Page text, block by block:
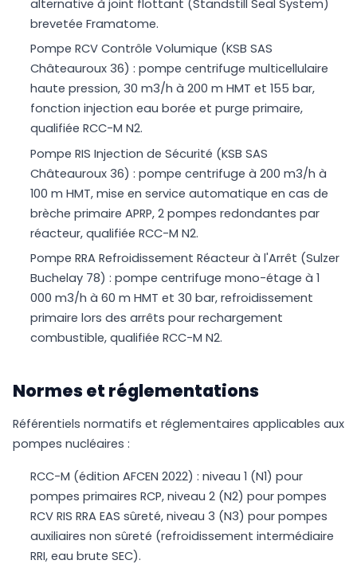
alternative à joint flottant (Standstill Seal System)
brevetée Framatome.
Pompe RCV Contrôle Volumique (KSB SAS
Châteauroux 36) : pompe centrifuge multicellulaire
haute pression, 30 m3/h à 200 m HMT et 155 bar,
fonction injection eau borée et purge primaire,
qualifiée RCC-M N2.
Pompe RIS Injection de Sécurité (KSB SAS
Châteauroux 36) : pompe centrifuge à 200 m3/h à
100 m HMT, mise en service automatique en cas de
brèche primaire APRP, 2 pompes redondantes par
réacteur, qualifiée RCC-M N2.
Pompe RRA Refroidissement Réacteur à l'Arrêt (Sulzer
Buchelay 78) : pompe centrifuge mono-étage à 1
000 m3/h à 60 m HMT et 30 bar, refroidissement
primaire lors des arrêts pour rechargement
combustible, qualifiée RCC-M N2.
Normes et réglementations
Référentiels normatifs et réglementaires applicables aux
pompes nucléaires :
RCC-M (édition AFCEN 2022) : niveau 1 (N1) pour
pompes primaires RCP, niveau 2 (N2) pour pompes
RCV RIS RRA EAS sûreté, niveau 3 (N3) pour pompes
auxiliaires non sûreté (refroidissement intermédiaire
RRI, eau brute SEC).